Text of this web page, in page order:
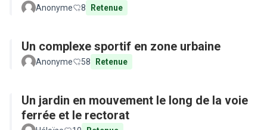
Anonyme 8 Retenue
Un complexe sportif en zone urbaine
Anonyme 58 Retenue
Un jardin en mouvement le long de la voie
ferrée et le rectorat